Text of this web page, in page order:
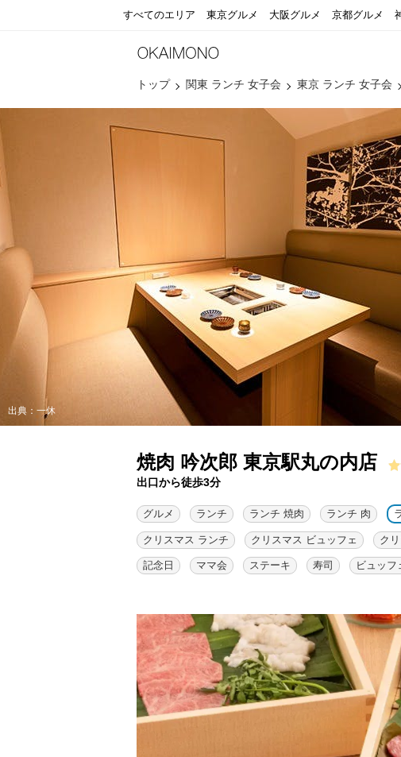
すべてのエリア 東京グルメ 大阪グルメ 京都グルメ
トップ 関東 ランチ 女子会 東京 ランチ 女子会
出典：一休
焼肉 吟次郎 東京駅丸の内店
出口から徒歩3分
グルメ ランチ ランチ 焼肉 ランチ 肉
クリスマス ランチ クリスマス ビュッフェ ク
記念日 ママ会 ステーキ 寿司 ビュッフ